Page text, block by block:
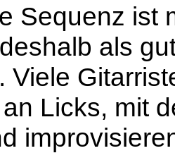
Sequenz ist
als
Viele
Licks, mit